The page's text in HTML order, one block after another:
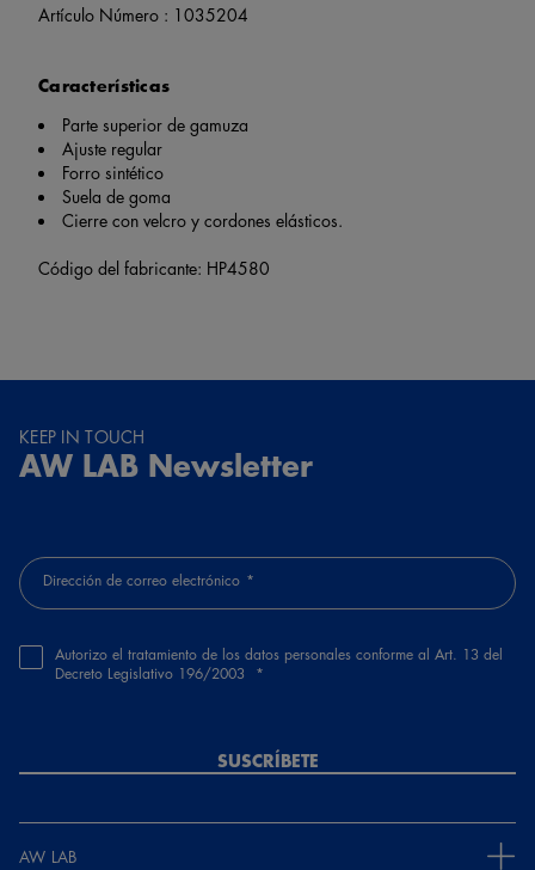
Artículo Número : 1035204
Características
Parte superior de gamuza
Ajuste regular
Forro sintético
Suela de goma
Cierre con velcro y cordones elásticos.
Código del fabricante: HP4580
KEEP IN TOUCH
AW LAB Newsletter
Dirección de correo electrónico
Autorizo el tratamiento de los datos personales conforme al Art. 13 del
Decreto Legislativo 196/2003
SUSCRÍBETE
AW LAB